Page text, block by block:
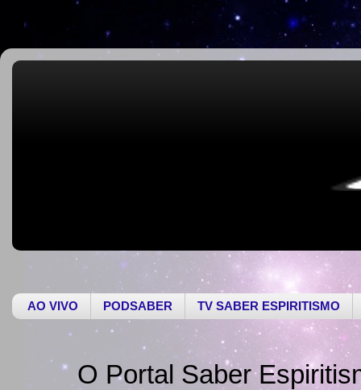
AO VIVO PODSABER TV SABER ESPIRITISMO
O Portal Saber